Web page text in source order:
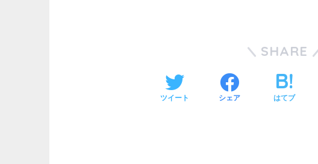
SHARE
ツイート シェア はてブ